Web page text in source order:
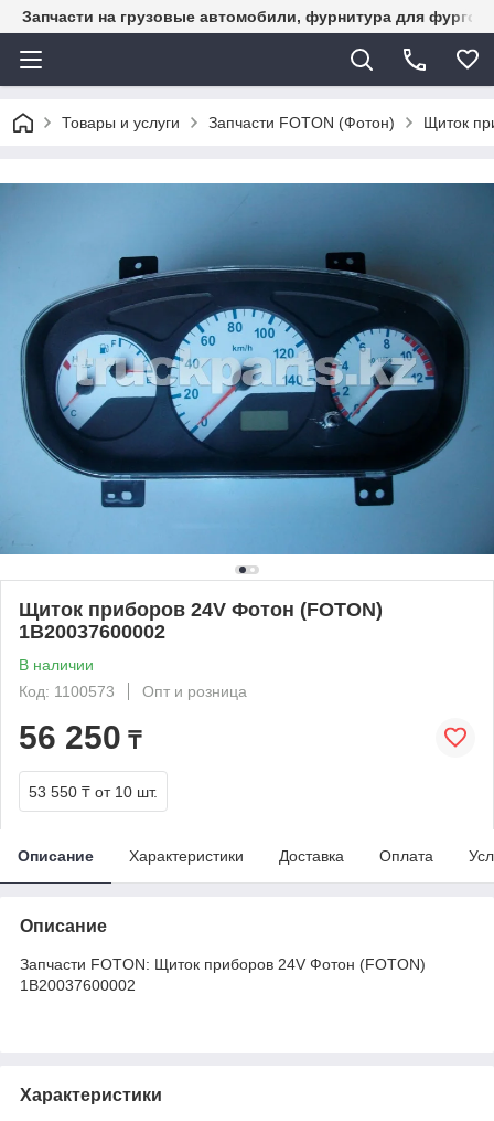
Запчасти на грузовые автомобили, фурнитура для
Товары и услуги Запчасти FOTON (Фотон) Щиток
Щиток приборов 24V Фотон (FOTON)
1B20037600002
В наличии
Код: 1100573
Опт и розница
56 250 ₸
53 550 ₸ от 10 шт.
Описание Характеристики Доставка Оплата
Описание
Запчасти FOTON: Щиток приборов 24V Фотон (FOTON)
1B20037600002
Характеристики